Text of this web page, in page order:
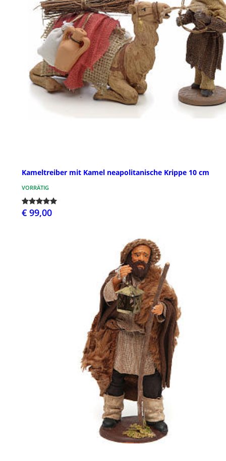
Kameltreiber mit Kamel neapolitanische Krippe 10 cm
VORRÄTIG
€ 99,00